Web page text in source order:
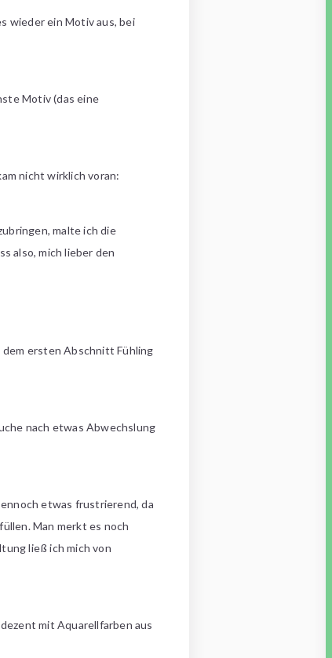
wieder ein Motiv aus, bei
Motiv (das eine
nicht wirklich voran:
malte ich die
also, mich lieber den
ersten Abschnitt Fühling
nach etwas Abwechslung
etwas frustrierend, da
Man merkt es noch
ließ ich mich von
mit Aquarellfarben aus